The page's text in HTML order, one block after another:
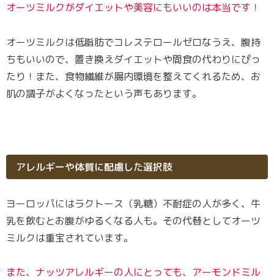
オーツミルクがダイエットや美容にもいいのは本当です！
オーツミルクは低脂肪でコレステロールゼロなうえ、腹持
ちもいいので、置き換えダイエットや間食の代わりにぴっ
たり！また、食物繊維が腸内環境を整えてくれるため、お
肌の調子がよくなったという声もあります。
アレルギーや体質に配慮した選択肢
ヨーロッパにはラクトース（乳糖）不耐症の人が多く、牛
乳を飲むとお腹がゆるくなる人も。その代替としてオーツ
ミルクは重宝されています。
また、ナッツアレルギーの人にとっても、アーモンドミル